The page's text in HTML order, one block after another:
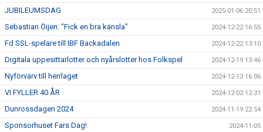
JUBILEUMSDAG 2025-01-06 20:51
Sebastian Öijen: "Fick en bra känsla" 2024-12-22 16:55
Fd SSL-spelare till IBF Backadalen 2024-12-22 13:10
Digitala uppesittarlotter och nyårslotter hos Folkspel 2024-12-19 13:46
Nyförvärv till herrlaget 2024-12-13 16:06
VI FYLLER 40 ÅR 2024-12-02 12:31
Dunrossdagen 2024 2024-11-19 22:54
Sponsorhuset Fars Dag! 2024-11-05